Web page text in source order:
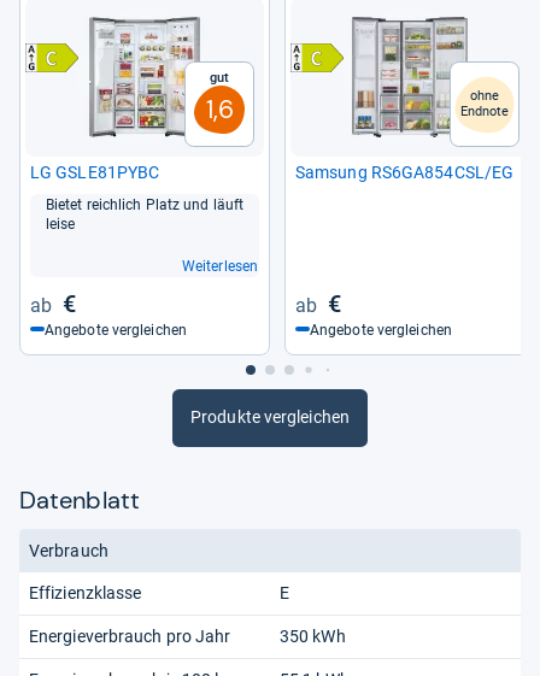
Gut
1,6
LG GSLE81PYBC
Bie­tet reich­lich Platz und läuft
leise
Weiterlesen
€
Angebote vergleichen
ohne
Endnote
Sam­sung RS6GA854CSL/EG
€
Angebote vergleichen
Produkte vergleichen
Datenblatt
Verbrauch
Effizienzklasse E
Energieverbrauch pro Jahr 350 kWh